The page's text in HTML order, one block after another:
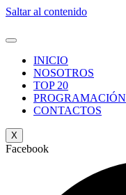
Saltar al contenido
INICIO
NOSOTROS
TOP 20
PROGRAMACIÓN
CONTACTOS
X
Facebook